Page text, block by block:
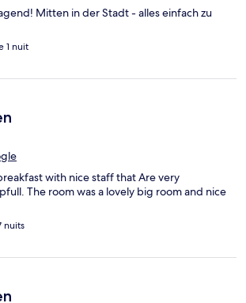
Mitten in der Stadt - alles einfach zu
1 nuit
with nice staff that Are very
The room was a lovely big room and nice
nuits